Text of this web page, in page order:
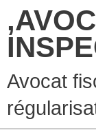
Avocat